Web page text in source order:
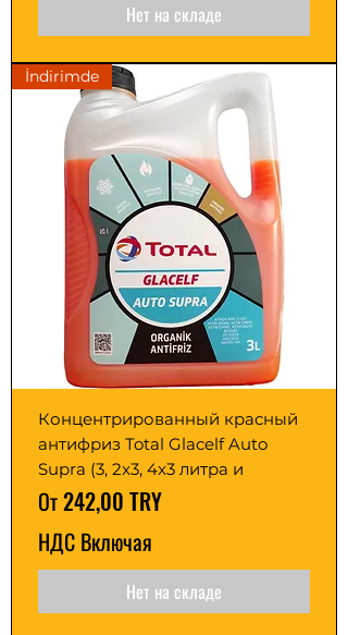
Нет на складе
İndirimde
Концентрированный красный
антифриз Total Glacelf Auto
Supra (3, 2x3, 4x3 литра и
От242,00 TRY
Цена со скидкой
НДС Включая
Нет на складе